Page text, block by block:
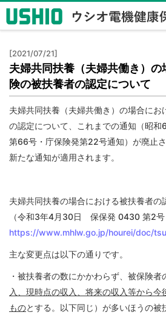
健保
のし
くみ
Health
System
健保
の給
付
保健
事業
Health
Checkup
各種
手続
き
Procedure
[2021/07/21]
夫婦共同扶養（夫婦共働き）
険の被扶養者の認定について
夫婦共同扶養（夫婦共働き）の場合にお
の認定について、これまでの通知（昭
第66号・庁保険発第22号通知）が廃止
新たな通知が適用されます。
夫婦共同扶養の場合における被扶養者の
（令和3年4月30日 保保発 0430 第2
https://www.mhlw.go.jp/hourei/doc/
主な変更点は以下の通りです。
・被扶養者の数にかかわらず、被保険者
入、現時点の収入、将来の収入等から
ものとする。以下同じ）が多いほうの被